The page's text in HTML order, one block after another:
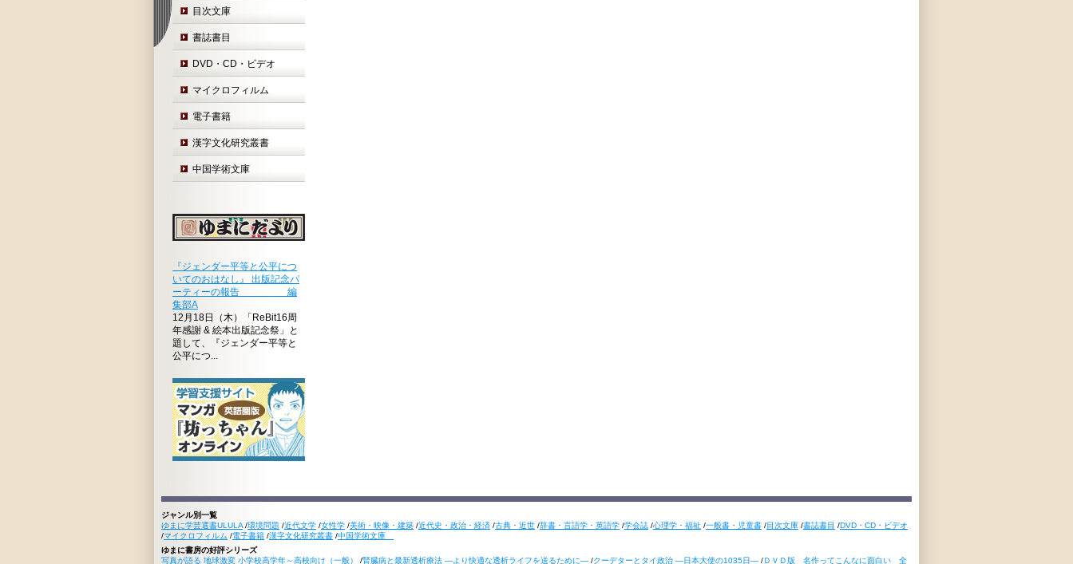
目次文庫
書誌書目
DVD・CD・ビデオ
マイクロフィルム
電子書籍
漢字文化研究叢書
中国学術文庫
『ジェンダー平等と公平につ
いてのおはなし』 出版記念パ
ーティーの報告 編
集部A
12月18日（木）「ReBit16周
年感謝 & 絵本出版記念祭」と
題して、『ジェンダー平等と
公平につ...
ジャンル別一覧
ゆまに学芸選書ULULA /環境問題 /近代文学 /女性学 /美術・映像・建築 /近代史・政治・経済 /古典・近世 /辞書・言語学・英語学 /学会誌 /心理学・福祉 /一般書・児童書 /目次文庫 /書誌書目 /DVD・CD・ビデオ
/マイクロフィルム /電子書籍 /漢字文化研究叢書 /中国学術文庫
ゆまに書房の好評シリーズ
写真が語る 地球激変 小学校高学年～高校向け（一般）
/腎臓病と最新透析療法 ―より快適な透析ライフを送るために― /クーデターとタイ政治 ―日本大使の1035日― /ＤＶＤ版 名作ってこんなに面白い 全